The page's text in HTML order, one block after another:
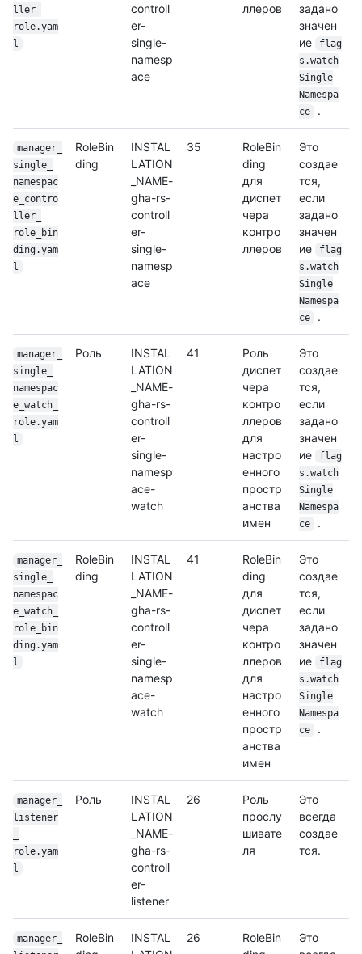
ller_
role.yam
l
controll
er-
single-
namesp
ace
ллеров
задано
значен
ие
flag
s.watch
Single
Namespa
ce
.
manager_
single_
namespac
e_contro
ller_
role_bin
ding.yam
l
RoleBin
ding
INSTAL
LATION
_NAME-
gha-rs-
controll
er-
single-
namesp
ace
35
RoleBin
ding
для
диспет
чера
контро
ллеров
Это
создае
тся,
если
задано
значен
ие
flag
s.watch
Single
Namespa
ce
.
manager_
single_
namespac
e_watch_
role.yam
l
Роль
INSTAL
LATION
_NAME-
gha-rs-
controll
er-
single-
namesp
ace-
watch
41
Роль
диспет
чера
контро
ллеров
для
настро
енного
простр
анства
имен
Это
создае
тся,
если
задано
значен
ие
flag
s.watch
Single
Namespa
ce
.
manager_
single_
namespac
e_watch_
role_bin
ding.yam
l
RoleBin
ding
INSTAL
LATION
_NAME-
gha-rs-
controll
er-
single-
namesp
ace-
watch
41
RoleBin
ding
для
диспет
чера
контро
ллеров
для
настро
енного
простр
анства
имен
Это
создае
тся,
если
задано
значен
ие
flag
s.watch
Single
Namespa
ce
.
manager_
listener
role.yam
l
Роль
INSTAL
LATION
_NAME-
gha-rs-
controll
er-
listener
26
Роль
прослу
шивате
ля
Это
всегда
создае
тся.
manager_
RoleBin
INSTAL
26
RoleBin
Это